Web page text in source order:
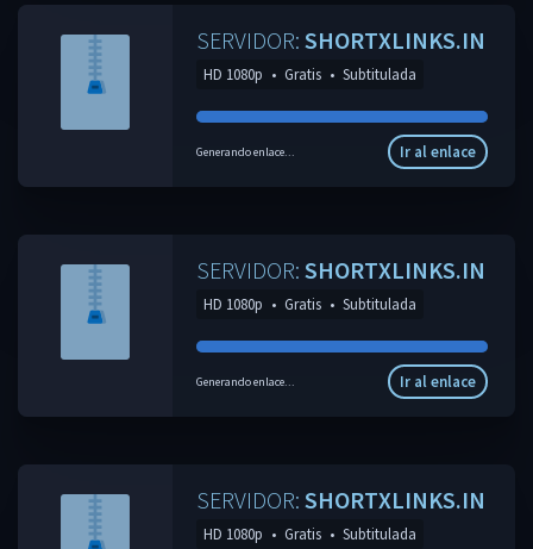
SERVIDOR: SHORTXLINKS.IN
HD 1080p • Gratis • Subtitulada
Generando enlace... Ir al enlace
SERVIDOR: SHORTXLINKS.IN
HD 1080p • Gratis • Subtitulada
Generando enlace... Ir al enlace
SERVIDOR: SHORTXLINKS.IN
HD 1080p • Gratis • Subtitulada